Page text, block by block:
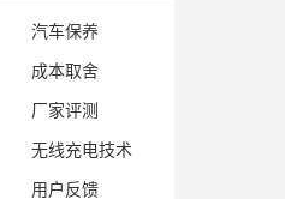
汽车保养
成本取舍
厂家评测
无线充电技术
用户反馈